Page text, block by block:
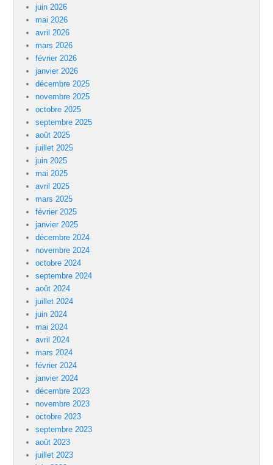
juin 2026
mai 2026
avril 2026
mars 2026
février 2026
janvier 2026
décembre 2025
novembre 2025
octobre 2025
septembre 2025
août 2025
juillet 2025
juin 2025
mai 2025
avril 2025
mars 2025
février 2025
janvier 2025
décembre 2024
novembre 2024
octobre 2024
septembre 2024
août 2024
juillet 2024
juin 2024
mai 2024
avril 2024
mars 2024
février 2024
janvier 2024
décembre 2023
novembre 2023
octobre 2023
septembre 2023
août 2023
juillet 2023